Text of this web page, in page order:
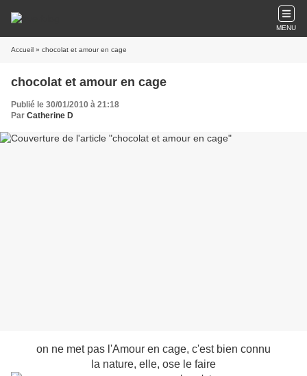
MENU
Accueil » chocolat et amour en cage
chocolat et amour en cage
Publié le 30/01/2010 à 21:18
Par Catherine D
on ne met pas l'Amour en cage, c'est bien connu
la nature, elle, ose le faire